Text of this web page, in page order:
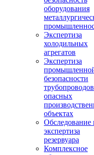
оборудования
Экспертиза
холодильных
агрегатов
Экспертиза
безопасности
опасных
объектах
Обследование
экспертиза
резервуара
Комплексное